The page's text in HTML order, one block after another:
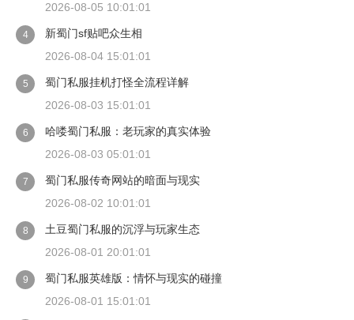
2026-08-05 10:01:01
4
新蜀门sf贴吧众生相
2026-08-04 15:01:01
5
蜀门私服挂机打怪全流程详解
2026-08-03 15:01:01
6
哈喽蜀门私服：老玩家的真实体验
2026-08-03 05:01:01
7
蜀门私服传奇网站的暗面与现实
2026-08-02 10:01:01
8
土豆蜀门私服的沉浮与玩家生态
2026-08-01 20:01:01
9
蜀门私服英雄版：情怀与现实的碰撞
2026-08-01 15:01:01